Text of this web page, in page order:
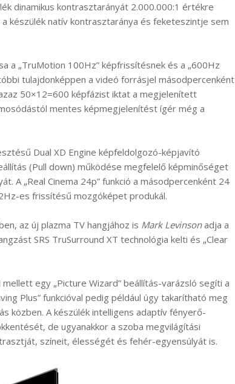
dinamikus kontrasztarányát 2.000.000:1 értékre
készülék natív kontrasztaránya és feketeszintje sem
a „TruMotion 100Hz” képfrissítésnek és a „600Hz
tulajdonképpen a videó forrásjel másodpercenként
50×12=600 képfázist iktat a megjelenített
mentes képmegjelenítést ígér még a
Dual XD Engine képfeldolgozó-képjavító
(Pull down) működése megfelelő képminőséget
A „Real Cinema 24p” funkció a másodpercenként 24
es frissítésű mozgóképet produkál.
az új plazma TV hangjához is Mark Levinsonadja a
SRS TruSurround XT technológia kelti és „Clear
egy „Picture Wizard” beállítás-varázsló segíti a
Plus” funkcióval pedig például úgy takarítható meg
közben. A készülék intelligens adaptív fényerő-
de ugyanakkor a szoba megvilágítási
színeit, élességét és fehér-egyensúlyát is.